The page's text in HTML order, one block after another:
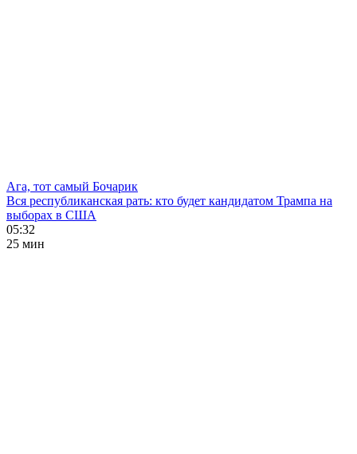
Ага, тот самый Бочарик
Вся республиканская рать: кто будет кандидатом Трампа на
выборах в США
05:32
25 мин